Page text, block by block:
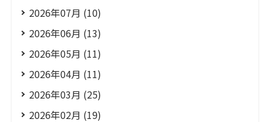
2026年07月 (10)
2026年06月 (13)
2026年05月 (11)
2026年04月 (11)
2026年03月 (25)
2026年02月 (19)